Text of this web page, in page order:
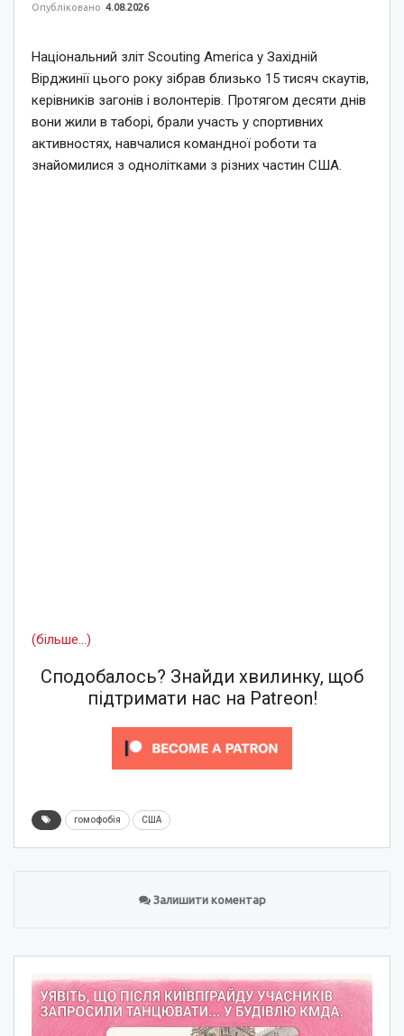
Опубліковано 4.08.2026
Національний зліт Scouting America у Західній
Вірджинії цього року зібрав близько 15 тисяч скаутів,
керівників загонів і волонтерів. Протягом десяти днів
вони жили в таборі, брали участь у спортивних
активностях, навчалися командної роботи та
знайомилися з однолітками з різних частин США.
(більше…)
Сподобалось? Знайди хвилинку, щоб
підтримати нас на Patreon!
гомофобія США
Залишити коментар